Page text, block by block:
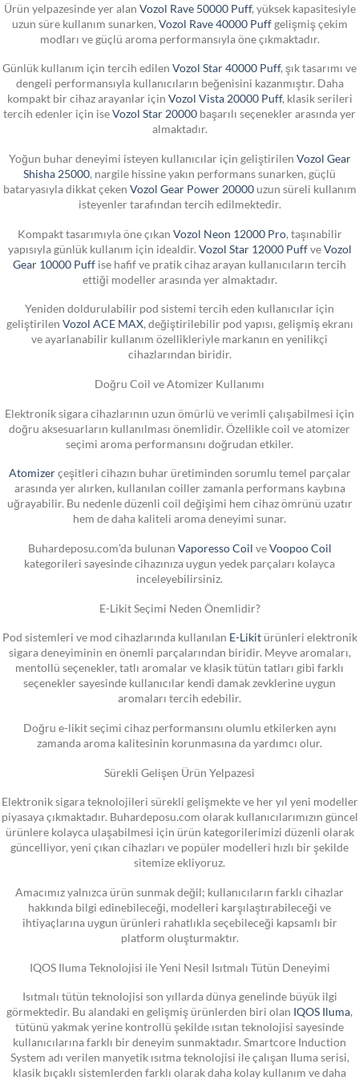
Ürün yelpazesinde yer alan Vozol Rave 50000 Puff, yüksek kapasitesiyle
uzun süre kullanım sunarken, Vozol Rave 40000 Puffgelişmiş çekim
modları ve güçlü aroma performansıyla öne çıkmaktadır.
Günlük kullanım için tercih edilen Vozol Star 40000 Puff, şık tasarımı ve
dengeli performansıyla kullanıcıların beğenisini kazanmıştır. Daha
kompakt bir cihaz arayanlar için Vozol Vista 20000 Puff, klasik serileri
tercih edenler için iseVozol Star 20000 başarılı seçenekler arasında yer
almaktadır.
Yoğun buhar deneyimi isteyen kullanıcılar için geliştirilen Vozol Gear
Shisha 25000 , nargile hissine yakın performans sunarken, güçlü
bataryasıyla dikkat çeken Vozol Gear Power 20000uzun süreli kullanım
isteyenler tarafından tercih edilmektedir.
Kompakt tasarımıyla öne çıkan Vozol Neon 12000 Pro, taşınabilir
yapısıyla günlük kullanım için idealdir. Vozol Star 12000 PuffveVozol
Gear 10000 Puff ise hafif ve pratik cihaz arayan kullanıcıların tercih
ettiği modeller arasında yer almaktadır.
Yeniden doldurulabilir pod sistemi tercih eden kullanıcılar için
geliştirilen Vozol ACE MAX, değiştirilebilir pod yapısı, gelişmiş ekranı
ve ayarlanabilir kullanım özellikleriyle markanın en yenilikçi
cihazlarından biridir.
Doğru Coil ve Atomizer Kullanımı
Elektronik sigara cihazlarının uzun ömürlü ve verimli çalışabilmesi için
doğru aksesuarların kullanılması önemlidir. Özellikle coil ve atomizer
seçimi aroma performansını doğrudan etkiler.
Atomizerçeşitleri cihazın buhar üretiminden sorumlu temel parçalar
arasında yer alırken, kullanılan coiller zamanla performans kaybına
uğrayabilir. Bu nedenle düzenli coil değişimi hem cihaz ömrünü uzatır
hem de daha kaliteli aroma deneyimi sunar.
Buhardeposu.com’da bulunan Vaporesso Coil veVoopoo Coil
kategorileri sayesinde cihazınıza uygun yedek parçaları kolayca
inceleyebilirsiniz.
E-Likit Seçimi Neden Önemlidir?
Pod sistemleri ve mod cihazlarında kullanılan E-Likitürünleri elektronik
sigara deneyiminin en önemli parçalarından biridir. Meyve aromaları,
mentollü seçenekler, tatlı aromalar ve klasik tütün tatları gibi farklı
seçenekler sayesinde kullanıcılar kendi damak zevklerine uygun
aromaları tercih edebilir.
Doğru e-likit seçimi cihaz performansını olumlu etkilerken aynı
zamanda aroma kalitesinin korunmasına da yardımcı olur.
Sürekli Gelişen Ürün Yelpazesi
Elektronik sigara teknolojileri sürekli gelişmekte ve her yıl yeni modeller
piyasaya çıkmaktadır. Buhardeposu.com olarak kullanıcılarımızın güncel
ürünlere kolayca ulaşabilmesi için ürün kategorilerimizi düzenli olarak
güncelliyor, yeni çıkan cihazları ve popüler modelleri hızlı bir şekilde
sitemize ekliyoruz.
Amacımız yalnızca ürün sunmak değil; kullanıcıların farklı cihazlar
hakkında bilgi edinebileceği, modelleri karşılaştırabileceği ve
ihtiyaçlarına uygun ürünleri rahatlıkla seçebileceği kapsamlı bir
platform oluşturmaktır.
IQOS Iluma Teknolojisi ile Yeni Nesil Isıtmalı Tütün Deneyimi
Isıtmalı tütün teknolojisi son yıllarda dünya genelinde büyük ilgi
görmektedir. Bu alandaki en gelişmiş ürünlerden biri olan IQOS Iluma,
tütünü yakmak yerine kontrollü şekilde ısıtan teknolojisi sayesinde
kullanıcılarına farklı bir deneyim sunmaktadır. Smartcore Induction
System adı verilen manyetik ısıtma teknolojisi ile çalışan Iluma serisi,
klasik bıçaklı sistemlerden farklı olarak daha kolay kullanım ve daha